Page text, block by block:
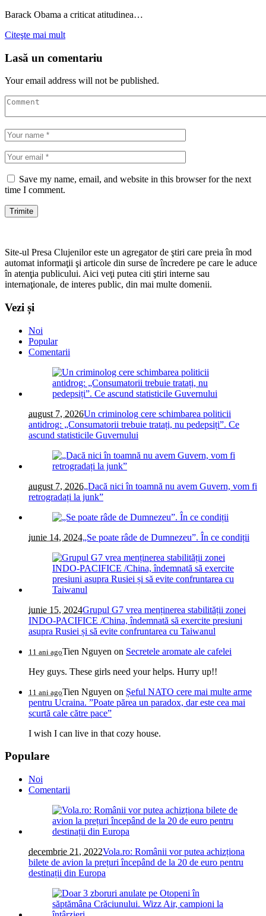
Barack Obama a criticat atitudinea…
Citeşte mai mult
Lasă un comentariu
Your email address will not be published.
Save my name, email, and website in this browser for the next
time I comment.
Site-ul Presa Clujenilor este un agregator de ştiri care preia în mod
automat informaţii şi articole din surse de încredere pe care le aduce
în atenţia publicului. Aici veţi putea citi ştiri interne sau
internaţionale, de interes public, din mai multe domenii.
Vezi și
Noi
Popular
Comentarii
august 7, 2026Un criminolog cere schimbarea politicii
antidrog: „Consumatorii trebuie tratați, nu pedepsiți”. Ce
ascund statisticile Guvernului
august 7, 2026„Dacă nici în toamnă nu avem Guvern, vom fi
retrogradați la junk”
iunie 14, 2024„Se poate râde de Dumnezeu”. În ce condiții
iunie 15, 2024Grupul G7 vrea menținerea stabilității zonei
INDO-PACIFICE /China, îndemnată să exercite presiuni
asupra Rusiei și să evite confruntarea cu Taiwanul
11 ani agoTien Nguyen on Secretele aromate ale cafelei
Hey guys. These girls need your helps. Hurry up!!
11 ani agoTien Nguyen on Șeful NATO cere mai multe arme
pentru Ucraina. ”Poate părea un paradox, dar este cea mai
scurtă cale către pace”
I wish I can live in that cozy house.
Populare
Noi
Comentarii
decembrie 21, 2022Vola.ro: Românii vor putea achizționa
bilete de avion la prețuri începând de la 20 de euro pentru
destinații din Europa